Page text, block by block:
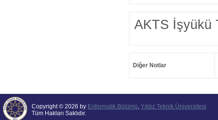
AKTS İşyükü
Diğer Notlar
Copyright © 2026 by Enformatik Bölümü, Yıldız Teknik Üniversitesi
Tüm Hakları Saklıdır.